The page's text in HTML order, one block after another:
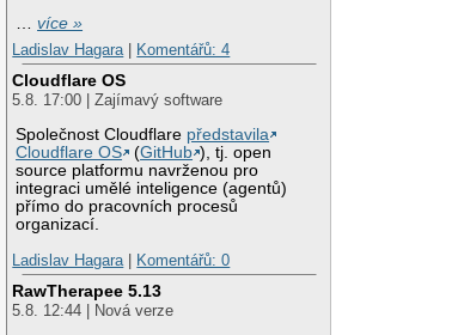
…více »
Ladislav Hagara
Komentářů: 4
Cloudflare OS
5.8. 17:00 | Zajímavý software
Společnost Cloudflare představila
Cloudflare OS
(GitHub ), tj. open
source platformu navrženou pro
integraci umělé inteligence (agentů)
přímo do pracovních procesů
organizací.
Ladislav Hagara
Komentářů: 0
RawTherapee 5.13
5.8. 12:44 | Nová verze